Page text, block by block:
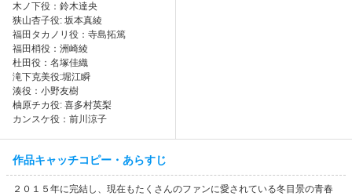
木ノ下役：鈴木達央
狭山杏子役: 坂本真綾
福田タカノリ役：寺島拓篤
福田梢役：洲崎綾
杜田役：名塚佳織
滝下克美役:堀江瞬
湊役：小野友樹
柚原チカ役: 喜多村英梨
カンスケ役：前川涼子
作品キャッチコピー・あらすじ
２０１５年に完結し、現在もたくさんのファンに愛されている冬目景の青春